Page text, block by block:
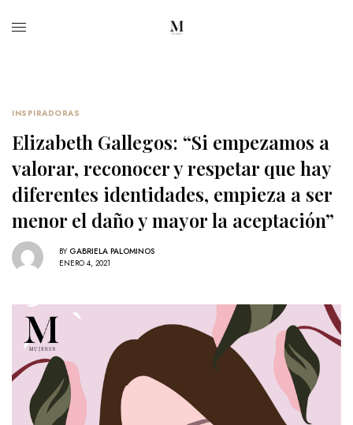
INSPIRADORAS
Elizabeth Gallegos: “Si empezamos a
valorar, reconocer y respetar que hay
diferentes identidades, empieza a ser
menor el daño y mayor la aceptación”
BY GABRIELA PALOMINOS
ENERO 4, 2021